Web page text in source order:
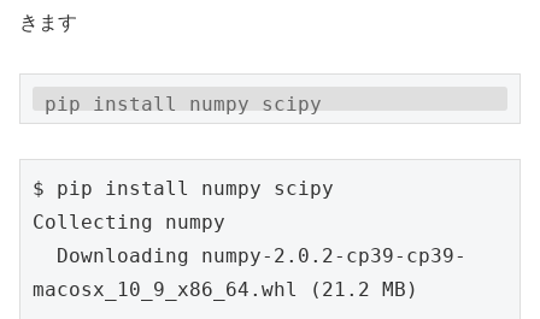
きます
pip install numpy scipy
$ pip install numpy scipy
Collecting numpy
macosx_10_9_x86_64.whl (21.2 MB)